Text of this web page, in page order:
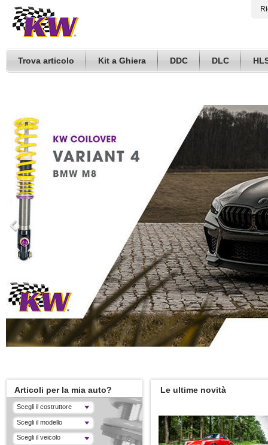
Trova articolo Kit a Ghiera DDC DLC
Articoli per la mia auto?
Scegli il costruttore
Scegli il modello
Scegli il veicolo
Le ultime novità